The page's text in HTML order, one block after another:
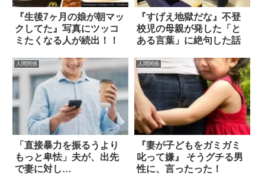
『生後7ヶ月の娘が朝マッ
クしてた』写真にツッコ
ミたくなる人が続出！！
『すげえ地獄だな』不登
校児の母親が発した「と
ある言葉」に絶句した話
人間関係
「直接暴力を振るうより
もっと卑怯」夫が、出先
で妻に対し…
人間関係
『妻が子どもをガミガミ
叱って嫌』 そうグチる男
性に、言ったった！